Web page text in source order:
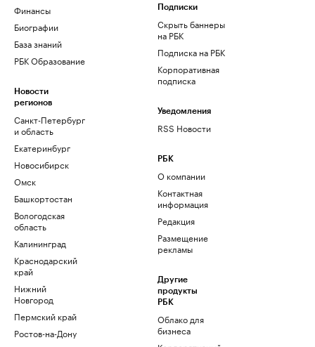
Финансы
Биографии
База знаний
РБК Образование
Новости
регионов
Санкт-Петербург
и область
Екатеринбург
Новосибирск
Омск
Башкортостан
Вологодская
область
Калининград
Краснодарский
край
Нижний
Новгород
Пермский край
Ростов-на-Дону
Подписки
Скрыть баннеры
на РБК
Подписка на РБК
Корпоративная
подписка
Уведомления
RSS Новости
РБК
О компании
Контактная
информация
Редакция
Размещение
рекламы
Другие
продукты
РБК
Облако для
бизнеса